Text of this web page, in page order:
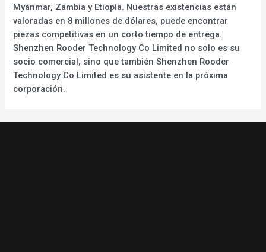
Myanmar, Zambia y Etiopía. Nuestras existencias están
valoradas en 8 millones de dólares, puede encontrar
piezas competitivas en un corto tiempo de entrega.
Shenzhen Rooder Technology Co Limited no solo es su
socio comercial, sino que también Shenzhen Rooder
Technology Co Limited es su asistente en la próxima
corporación.